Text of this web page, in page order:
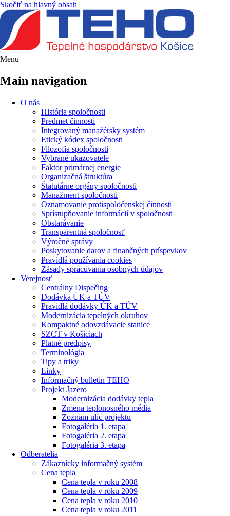
Skočiť na hlavný obsah
Menu
Main navigation
O nás
História spoločnosti
Predmet činnosti
Integrovaný manažérsky systém
Etický kódex spoločnosti
Filozofia spoločnosti
Vybrané ukazovatele
Faktor primárnej energie
Organizačná štruktúra
Štatutárne orgány spoločnosti
Manažment spoločnosti
Oznamovanie protispoločenskej činnosti
Sprístupňovanie informácií v spoločnosti
Obstarávanie
Transparentná spoločnosť
Výročné správy
Poskytovanie darov a finančných príspevkov
Pravidlá používania cookies
Zásady spracúvania osobných údajov
Verejnosť
Centrálny Dispečing
Dodávka ÚK a TÚV
Pravidlá dodávky ÚK a TÚV
Modernizácia tepelných okruhov
Kompaktné odovzdávacie stanice
SZCT v Košiciach
Platné predpisy
Terminológia
Tipy a triky
Linky
Informačný bulletin TEHO
Projekt Jazero
Modernizácia dodávky tepla
Zmena teplonosného média
Zoznam ulíc projektu
Fotogaléria 1. etapa
Fotogaléria 2. etapa
Fotogaléria 3. etapa
Odberatelia
Zákaznícky informačný systém
Cena tepla
Cena tepla v roku 2008
Cena tepla v roku 2009
Cena tepla v roku 2010
Cena tepla v roku 2011